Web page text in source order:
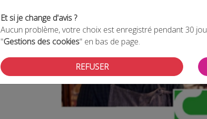
Et si je change d'avis ?
Aucun problème, votre choix est enregistré pendant 30
"Gestions des cookies" en bas de page.
REFUSER